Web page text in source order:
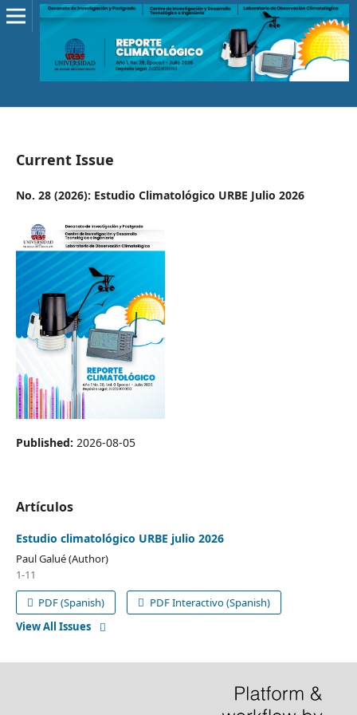
Current Issue
No. 28 (2026): Estudio Climatológico URBE Julio 2026
Published: 2026-08-05
Artículos
Estudio climatológico URBE julio 2026
Paul Galué (Author)
1-11
PDF (Spanish)
PDF Interactivo (Spanish)
View All Issues